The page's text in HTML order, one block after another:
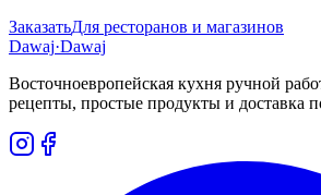
ЗаказатьДля ресторанов и магазинов
Dawaj·Dawaj
Восточноевропейская кухня ручной
рецепты, простые продукты и доставка